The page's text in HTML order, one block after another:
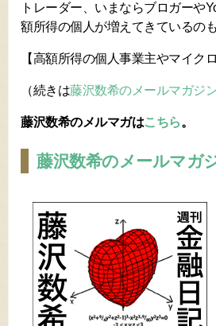
トレーダー、いまならブロガーや
額所得の個人が増えてきているの
【高額所得の個人事業主やマイク
（続きは藤沢数希のメールマガジ
藤沢数希のメルマガはこちら。
藤沢数希のメールマガ